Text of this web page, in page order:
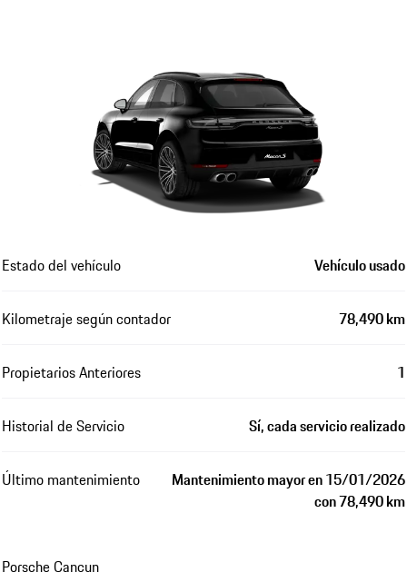
Estado del vehículo Vehículo usado
Kilometraje según contador 78,490 km
Propietarios Anteriores 1
Historial de Servicio Sí, cada servicio realizado
Último mantenimiento
Mantenimiento mayor en 15/01/2026
con 78,490 km
Porsche Cancun